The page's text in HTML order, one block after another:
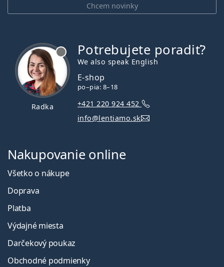
Chcem novinky
Radka
Potrebujete poradiť?
We also speak English
E-shop
po–pia: 8–18
+421 220 924 452
info@lentiamo.sk
Nakupovanie online
Všetko o nákupe
Doprava
Platba
Výdajné miesta
Darčekový poukaz
Obchodné podmienky